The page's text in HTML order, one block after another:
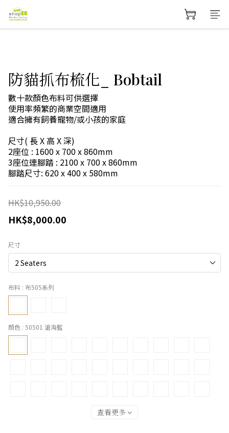
防貓抓布梳化_ Bobtail
數十款顏色布料可供選擇
使用率頻繁的商業空間適用
適合擁有飼養寵物/或小孩的家庭
尺寸( 長 X 高 X 深)
2座位 : 1600 x 700 x 860mm
3座位連腳踏 : 2100 x 700 x 860mm
腳踏尺寸: 620 x 400 x 580mm
HK$10,950.00
HK$8,000.00
尺寸
布料 : 布505系列
顏色 : 50501 滄海藍
查看更多